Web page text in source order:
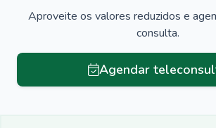
Aproveite os valores reduzidos e
consulta.
Agendar